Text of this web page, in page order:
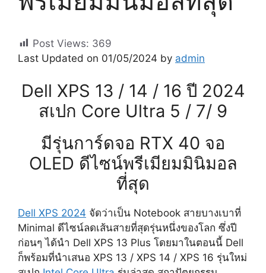
Post Views: 369
Last Updated on 01/05/2024 by admin
Dell XPS 13 / 14 / 16 ปี 2024
สเปก Core Ultra 5 / 7/ 9
มีรุ่นการ์ดจอ RTX 40 จอ
OLED ดีไซน์พรีเมียมมินิมอล
ที่สุด
Dell XPS 2024 จัดว่าเป็น Notebook สายบางเบาที่
Minimal ดีไซน์ลดเส้นสายที่สุดรุ่นหนึ่งของโลก ซึ่งปี
ก่อนๆ ได้นำ Dell XPS 13 Plus โดยมาในตอนนี้ Dell
ก็พร้อมที่นำเสนอ XPS 13 / XPS 14 / XPS 16 รุ่นใหม่